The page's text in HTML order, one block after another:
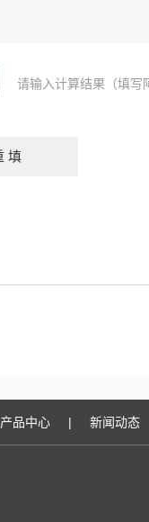
请输入计算结果（填写
产品中心 | 新闻动态